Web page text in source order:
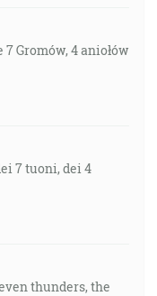
Gromów, 4 aniołów
7 tuoni, dei 4
thunders, the